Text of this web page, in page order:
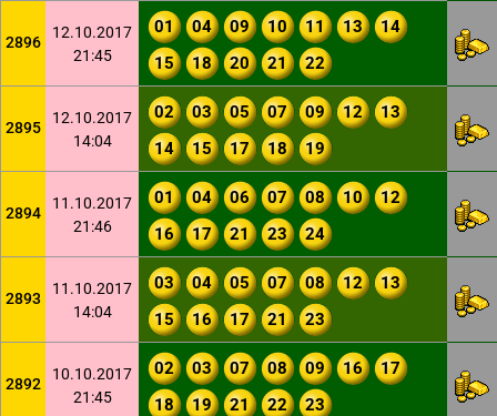
2896
12.10.2017
21:45
01 04 09 10 11 13
14
15
18 20 21 22
2895
12.10.2017
14:04
02 03 05 07 09 12
13
14
15 17 18 19
2894
11.10.2017
21:46
01 04 06 07 08 10
12
16
17 21 23 24
2893
11.10.2017
14:04
03 04 05 07 08 12
13
15
16 17 21 23
2892
10.10.2017
21:45
02 03 07 08 09 16
17
18
19 21 22 23